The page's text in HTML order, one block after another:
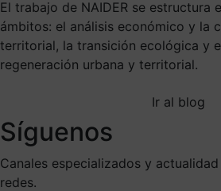
El trabajo de NAIDER se estructura
ámbitos: el análisis económico y la
territorial, la transición ecológica y
regeneración urbana y territorial.
Ir al blog
Síguenos
Canales especializados y
redes.